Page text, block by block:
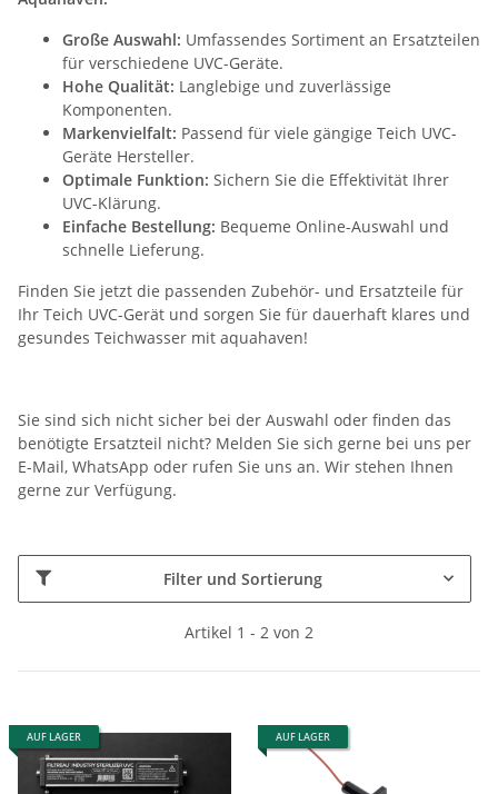
Große Auswahl: Umfassendes Sortiment an Ersatzteilen
für verschiedene UVC-Geräte.
Hohe Qualität: Langlebige und zuverlässige
Komponenten.
Markenvielfalt: Passend für viele gängige Teich UVC-
Geräte Hersteller.
Optimale Funktion: Sichern Sie die Effektivität Ihrer
UVC-Klärung.
Einfache Bestellung: Bequeme Online-Auswahl und
schnelle Lieferung.
Finden Sie jetzt die passenden Zubehör- und Ersatzteile für
Ihr Teich UVC-Gerät und sorgen Sie für dauerhaft klares und
gesundes Teichwasser mit aquahaven!
Sie sind sich nicht sicher bei der Auswahl oder finden das
benötigte Ersatzteil nicht? Melden Sie sich gerne bei uns per
E-Mail, WhatsApp oder rufen Sie uns an. Wir stehen Ihnen
gerne zur Verfügung.
Filter und Sortierung
Artikel 1 - 2 von 2
AUF LAGER AUF LAGER